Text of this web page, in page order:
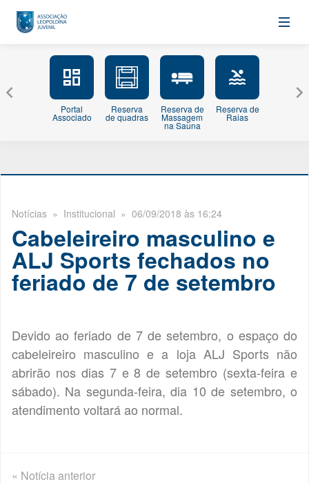
Portal
Associado
Reserva
de quadras
Reserva de
Massagem
na Sauna
Reserva de
Raias
Notícias » Institucional » 06/09/2018 às 16:24
Cabeleireiro masculino e
ALJ Sports fechados no
feriado de 7 de setembro
Devido ao feriado de 7 de setembro, o espaço do
cabeleireiro masculino e a loja ALJ Sports não
abrirão nos dias 7 e 8 de setembro (sexta-feira e
sábado). Na segunda-feira, dia 10 de setembro, o
atendimento voltará ao normal.
« Notícia anterior